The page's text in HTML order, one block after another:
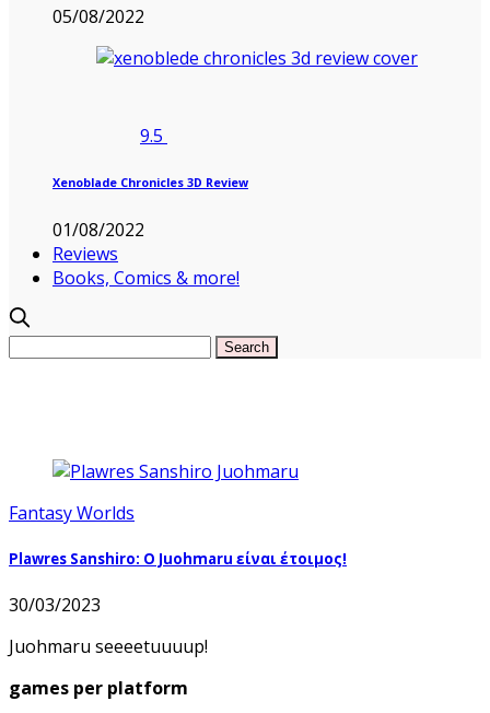
05/08/2022
9.5
Xenoblade Chronicles 3D Review
01/08/2022
Reviews
Books, Comics & more!
Fantasy Worlds
Plawres Sanshiro: Ο Juohmaru είναι έτοιμος!
30/03/2023
Juohmaru seeeetuuuup!
games per platform